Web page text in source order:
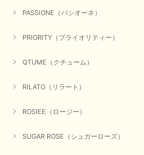
PASSIONE（パシオーネ）
PRIORITY（プライオリティー）
QTUME（クチューム）
RILATO（リラート）
ROSIEE（ロージー）
SUGAR ROSE（シュガーローズ）